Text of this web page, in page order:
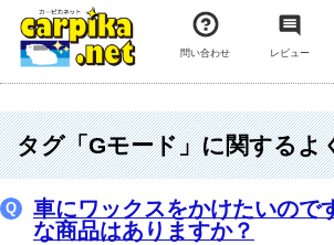
問い合わせ レビュー
タグ「Gモード」に関するよ
車にワックスをかけたいので
な商品はありますか？